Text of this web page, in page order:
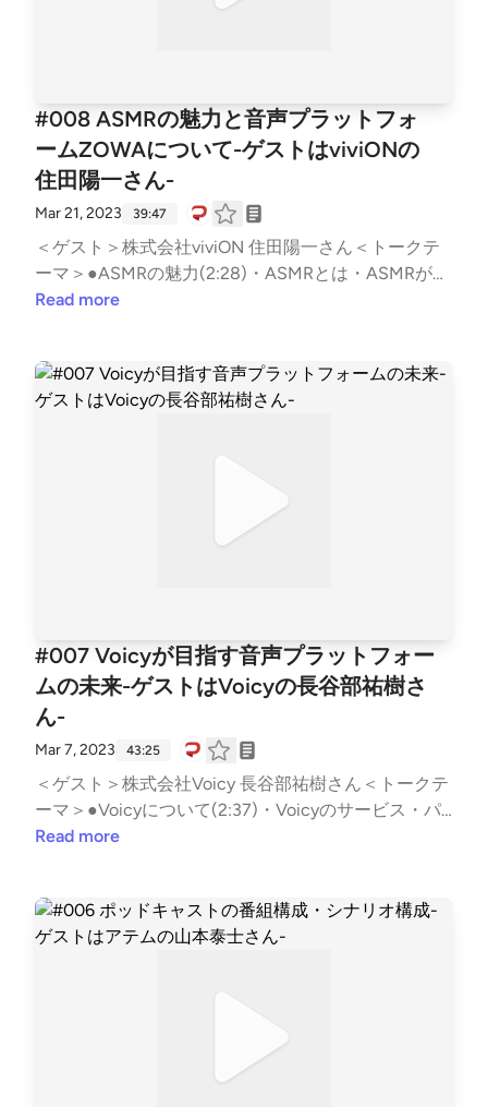
ーカー視点で考える音マーケティングの未来・音声コ
ンテンツの広がりによる機材メーカーのマーケティン
グの変化・音楽収録からダイアログ収録への需要の変
化・音声による小さいコミュニティ●神回(32:16)Bat
man 葬られた真実「01. ゴッサム・シティの悪夢」＜
Twitterハッシュタグ＞#ミミヨリ＜音マーケティング
(note)＞https://note.com/d2cradmimi/See Privacy Po
licy at https://art19.com/privacy and California Privac
y Notice at https://art19.com/privacy#do-not-sell-my
#008 ASMRの魅力と音声プラットフォ
ームZOWAについて-ゲストはviviONの
住田陽一さん-
Mar 21, 2023 39:47
＜ゲスト＞株式会社viviON 住田陽一さん＜トークテ
ーマ＞●ASMRの魅力(2:28)・ASMRとは・ASMRが人
を惹き付ける理由・ZOWAで人気のASMRの傾向・内
ォームZOWAについて(9:35)・ASMRが聴きやすいプ
ラットフォームとしての始まり・音声のエンタメを深
ジェクト・音声ドラマ「あなたから聴く物語」・音声
ドラマに注力する理由●ZOWAの展望(25:02)・音声の
witterハッシュタグ＞#ミミヨリ＜音マーケティング
(note)＞https://note.com/d2cradmimi/See Privacy Po
licy at https://art19.com/privacy and California Privac
y Notice at https://art19.com/privacy#do-not-sell-my
-info.
Read more
#007 Voicyが目指す音声プラットフォー
ムの未来-ゲストはVoicyの長谷部祐樹さ
ん-
Mar 7, 2023 43:25
＜ゲスト＞株式会社Voicy 長谷部祐樹さん＜トークテ
ーマ＞●Voicyについて(2:37)・Voicyのサービス・パ
ーソナリティーの属性・Voicyの特徴・パーソナリテ
理由・応募者の属性とモチベーション・月毎の応募者
数と通過率・通過者の傾向・声の審査をしないわけ・
能・企業スポンサータイアップ・プレミアムリスナー
のモチベーション・スポンサーがつくパーソナリティ
Read more